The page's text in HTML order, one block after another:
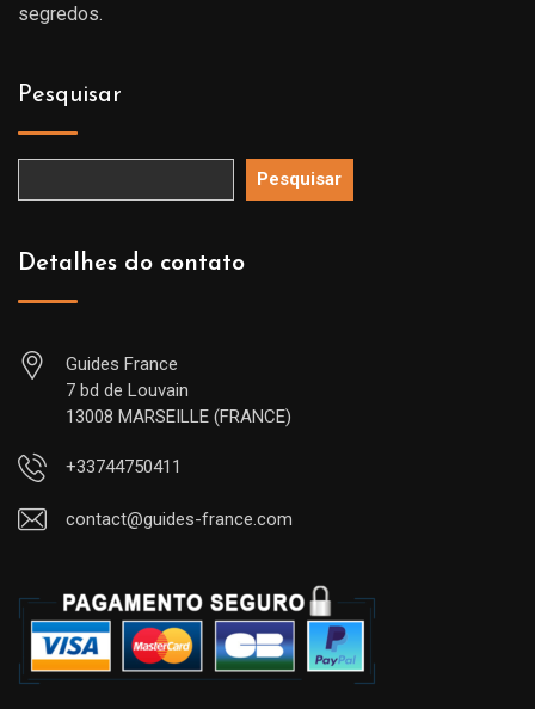
segredos.
Pesquisar
Pesquisar
Detalhes do contato
Guides France
7 bd de Louvain
13008 MARSEILLE (FRANCE)
+33744750411
contact@guides-france.com